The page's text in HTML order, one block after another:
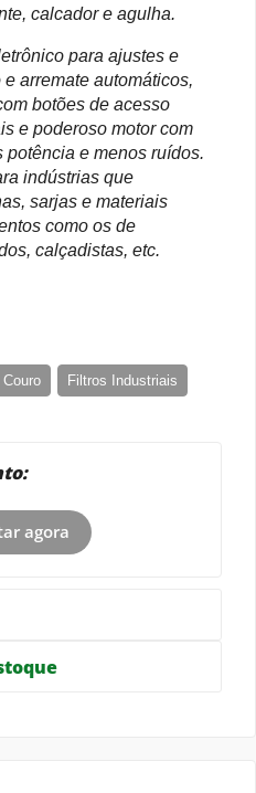
calcador e agulha.
para ajustes e
arremate automáticos,
botões de acesso
e poderoso motor com
potência e menos ruídos.
indústrias que
sarjas e materiais
como os de
calçadistas, etc.
Couro Filtros Industriais
agora